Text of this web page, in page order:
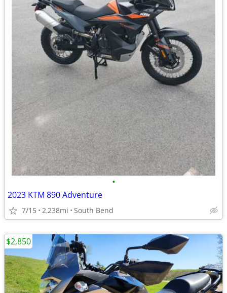
•
2023 KTM 890 Adventure
7/15 2,238mi South Bend
$2,850